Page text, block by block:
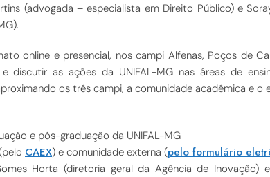
(advogada – especialista em Direito Público) e
online e presencial, nos campi Alfenas, Poços de
discutir as ações da UNIFAL-MG nas áreas de
os três campi, a comunidade acadêmica e o
e pós-graduação da UNIFAL-MG
CAEX) e comunidade externa (pelo formulário
Horta (diretoria geral da Agência de Inovação)